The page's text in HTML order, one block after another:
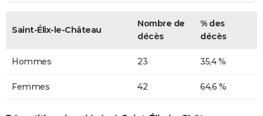
Saint-Élix-le-Château
Nombre de
décès
% des
décès
Hommes 23 35,4 %
Femmes 42 64,6 %